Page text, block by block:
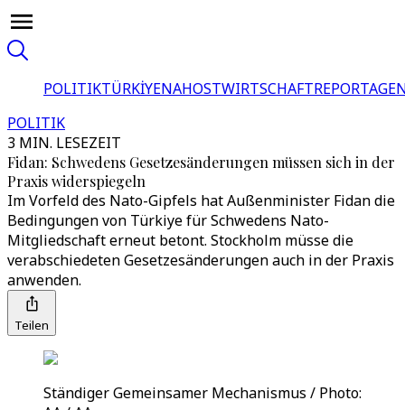
POLITIKTÜRKİYENAHOSTWIRTSCHAFT
POLITIK
3 MIN. LESEZEIT
Fidan: Schwedens Gesetzesänderungen müssen sich in der
Praxis widerspiegeln
Im Vorfeld des Nato-Gipfels hat Außenminister Fidan die
Bedingungen von Türkiye für Schwedens Nato-
Mitgliedschaft erneut betont. Stockholm müsse die
verabschiedeten Gesetzesänderungen auch in der Praxis
anwenden.
Teilen
Ständiger Gemeinsamer Mechanismus / Photo: